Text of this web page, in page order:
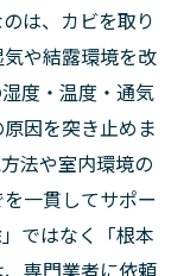
は、カビを取り
や結露環境を改
度・温度・通気
因を突き止めま
法や室内環境の
一貫してサポー
ではなく「根本
専門業者に依頼